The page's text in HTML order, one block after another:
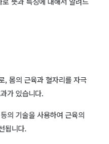
, 몸의 근육과 혈자리를 자극
가 있습니다.
의 기술을 사용하여 근육의
됩니다.